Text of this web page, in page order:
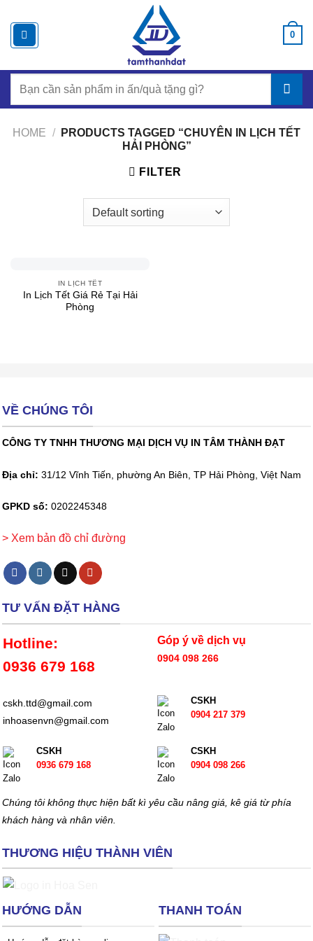
đến
nội
0
for:
HOME /
PRODUCTS TAGGED “CHUYÊN IN LỊCH TẾT
HẢI PHÒNG”
FILTER
IN LỊCH TẾT
In Lịch Tết Giá Rẻ Tại Hải
Phòng
VỀ CHÚNG TÔI
CÔNG TY TNHH THƯƠNG MẠI DỊCH VỤ IN TÂM THÀNH ĐẠT
Địa chỉ: 31/12 Vĩnh Tiến, phường An Biên, TP Hải Phòng, Việt Nam
GPKD số: 0202245348
> Xem bản đồ chỉ đường
TƯ VẤN ĐẶT HÀNG
Hotline:
0936 679 168
Góp ý về dịch vụ
0904 098 266
cskh.ttd@gmail.com
inhoasenvn@gmail.com
CSKH
0904 217 379
CSKH
0936 679 168
CSKH
0904 098 266
Chúng tôi không thực hiện bất kì yêu cầu nâng giá, kê giá từ phía
khách hàng và nhân viên.
THƯƠNG HIỆU THÀNH VIÊN
HƯỚNG DẪN THANH TOÁN